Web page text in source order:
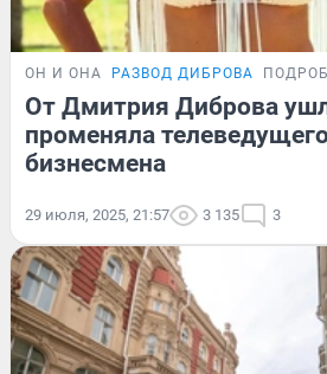
ОН И ОНА РАЗВОД ДИБРОВА
От Дмитрия Диброва
променяла
бизнесмена
29 июля, 2025, 21:57 3 135 3